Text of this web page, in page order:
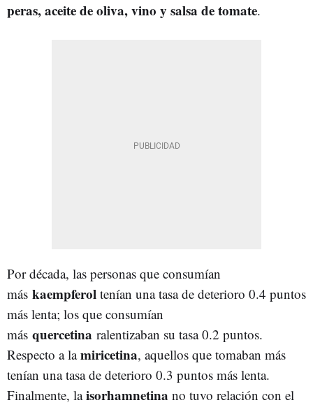
peras, aceite de oliva, vino y salsa de tomate.
Por década, las personas que consumían
más kaempferol tenían una tasa de deterioro 0.4 puntos
más lenta; los que consumían
más quercetina ralentizaban su tasa 0.2 puntos.
Respecto a lamiricetina, aquellos que tomaban más
tenían una tasa de deterioro 0.3 puntos más lenta.
Finalmente, laisorhamnetina no tuvo relación con el